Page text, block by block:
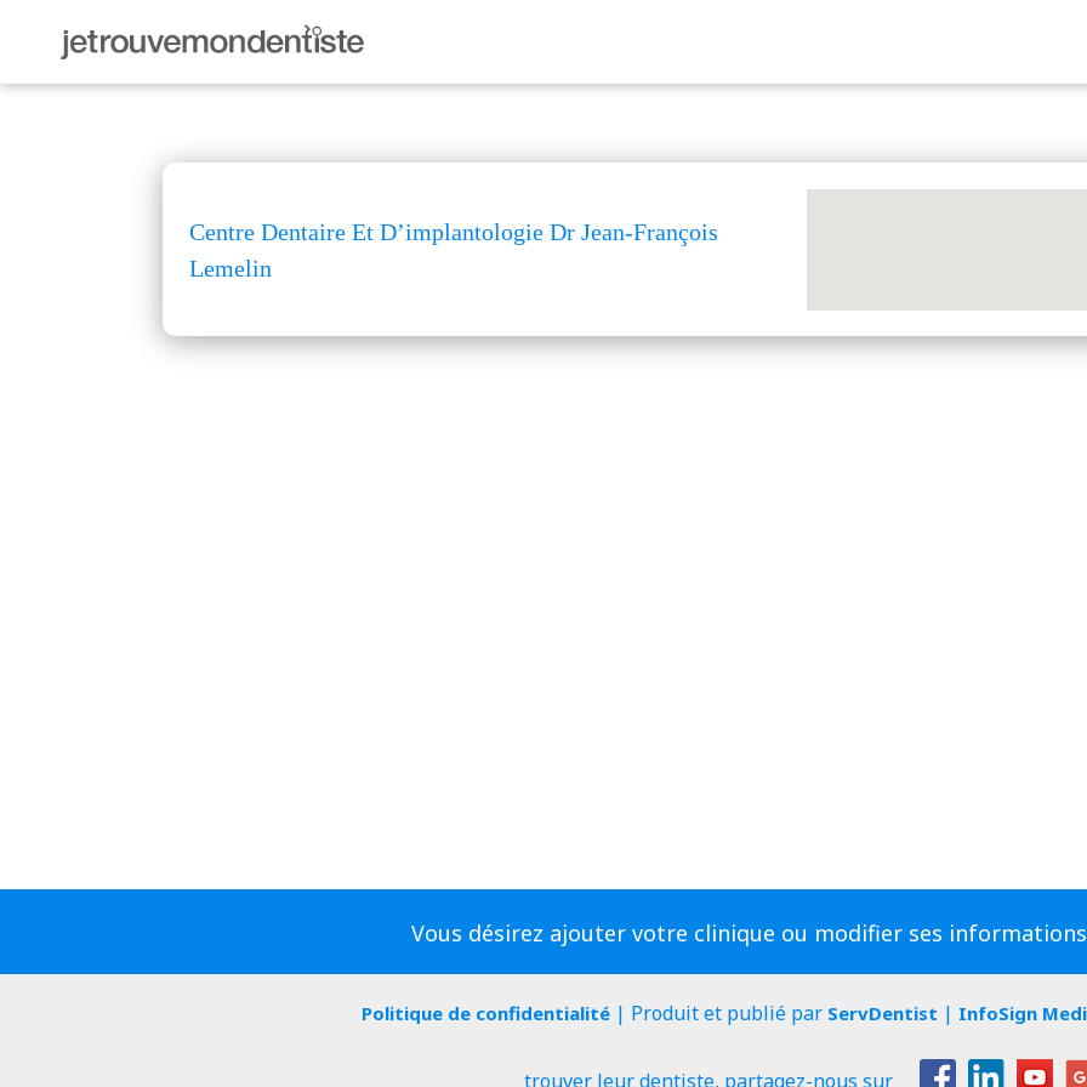
Centre Dentaire Et D’implantologie Dr Jean-François
Lemelin
Vous désirez ajouter votre clinique ou modifier ses
Politique de confidentialité | Produit et publié par ServDentist | InfoSign
trouver leur dentiste, partagez-nous sur